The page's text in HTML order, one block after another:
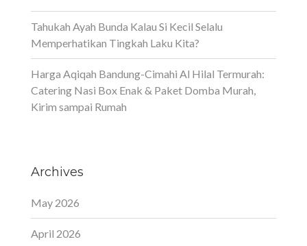
Tahukah Ayah Bunda Kalau Si Kecil Selalu
Memperhatikan Tingkah Laku Kita?
Harga Aqiqah Bandung-Cimahi Al Hilal Termurah:
Catering Nasi Box Enak & Paket Domba Murah,
Kirim sampai Rumah
Archives
May 2026
April 2026